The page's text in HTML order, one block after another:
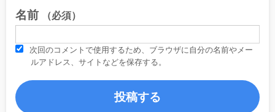
名前 （必須）
次回のコメントで使用するため、ブラウザに自分の名前やメー
ルアドレス、サイトなどを保存する。